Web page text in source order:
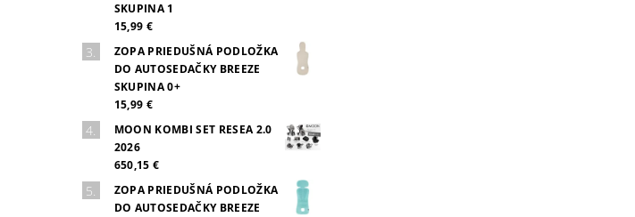
SKUPINA 1
15,99 €
ZOPA PRIEDUŠNÁ PODLOŽKA
DO AUTOSEDAČKY BREEZE
SKUPINA 0+
15,99 €
MOON KOMBI SET RESEA 2.0
2026
650,15 €
ZOPA PRIEDUŠNÁ PODLOŽKA
DO AUTOSEDAČKY BREEZE